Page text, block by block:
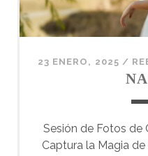
23 ENERO, 2025 /
Sesión de Fotos de
Captura la Magia